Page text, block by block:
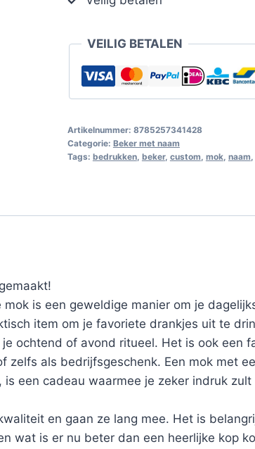
VEILIG BETALEN
Artikelnummer: 8785257341428
Categorie: Beker met naam
Tags: bedrukken, beker, custom mok, naam
is een geweldige manier om je
item om je favoriete drankjes uit te
ochtend of avond ritueel. Het is ook een
zelfs als bedrijfsgeschenk. Een mok met
een cadeau waarmee je zeker indruk zult
en gaan ze lang mee. Het is
wat is er nu beter dan een heerlijke kop